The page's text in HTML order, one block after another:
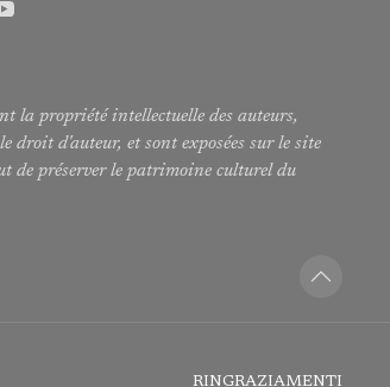
la propriété intellectuelle des auteurs,
droit d'auteur, et sont exposées sur le site
de préserver le patrimoine culturel du
RINGRAZIAMENTI